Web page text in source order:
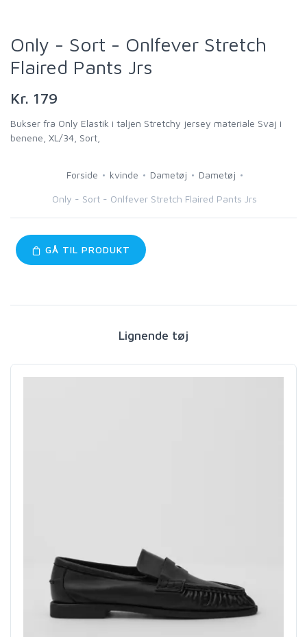
Only - Sort - Onlfever Stretch
Flaired Pants Jrs
Kr. 179
Bukser fra Only Elastik i taljen Stretchy jersey materiale Svaj i
benene, XL/34, Sort,
Forside kvinde Dametøj Dametøj
Only - Sort - Onlfever Stretch Flaired Pants Jrs
GÅ TIL PRODUKT
Lignende tøj